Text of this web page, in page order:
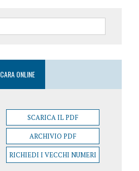
ONLINE
SCARICA IL PDF
ARCHIVIO PDF
RICHIEDI I VECCHI NUMERI